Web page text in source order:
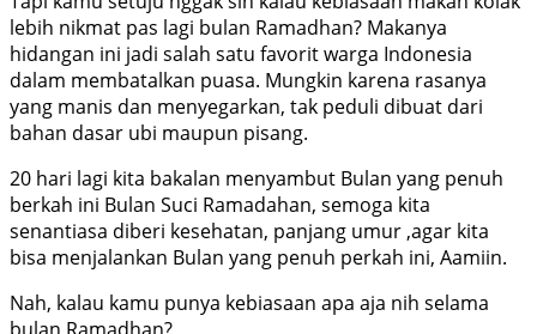
lebih nikmat pas lagi bulan Ramadhan? Makanya
hidangan ini jadi salah satu favorit warga Indonesia
dalam membatalkan puasa. Mungkin karena rasanya
yang manis dan menyegarkan, tak peduli dibuat dari
bahan dasar ubi maupun pisang.
20 hari lagi kita bakalan menyambut Bulan yang penuh
berkah ini Bulan Suci Ramadahan, semoga kita
senantiasa diberi kesehatan, panjang umur ,agar kita
bisa menjalankan Bulan yang penuh perkah ini, Aamiin.
Nah, kalau kamu punya kebiasaan apa aja nih selama